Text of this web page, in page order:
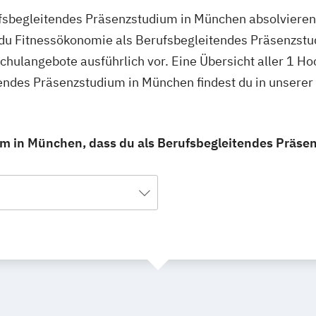
Präsenzstudium in München
Fitnessökonomie als Berufsbegleitendes
ausführlich vor. Eine Übersicht aller 1
Präsenzstudium in München findest du in
in München, dass du als Berufsbegleitendes